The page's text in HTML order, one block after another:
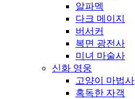
알파멕
다크 메이지
버서커
복면 광전사
미녀 마술사
신화 영웅
고양이 마법사
혹독한 자객